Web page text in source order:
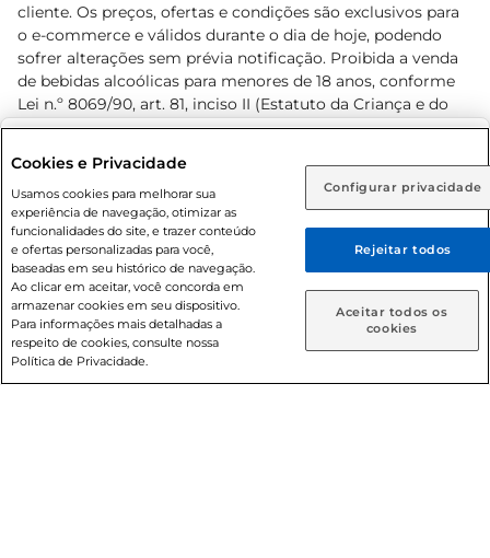
Rio de Janeiro (RJ) Goiás (GO)
Ou
Caso queira comprar online, informe como deseja receber
suas compras:
Entrega em casa Retire em Loja
cliente. Os preços, ofertas e condições são exclusivos para
o e-commerce e válidos durante o dia de hoje, podendo
sofrer alterações sem prévia notificação. Proibida a venda
de bebidas alcoólicas para menores de 18 anos, conforme
Lei n.º 8069/90, art. 81, inciso II (Estatuto da Criança e do
Adolescente). Preços e condições exclusivos para o
prévio. O valor mínimo para as compras on-line é de R$
80,00.
© 2026 Copyright. Todos os direitos
reservados Prezunic.
Cookies e Privacidade
Usamos cookies para melhorar sua
experiência de navegação, otimizar as
funcionalidades do site, e trazer conteúdo
e ofertas personalizadas para você,
baseadas em seu histórico de navegação.
Ao clicar em aceitar, você concorda em
armazenar cookies em seu dispositivo.
Para informações mais detalhadas a
respeito de cookies, consulte nossa
Política de Privacidade.
Configurar privacidade
Rejeitar todos
Aceitar todos os
cookies